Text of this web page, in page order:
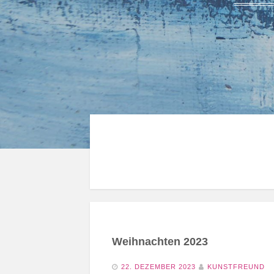
Weihnachten 2023
22. DEZEMBER 2023 KUNSTFREUND